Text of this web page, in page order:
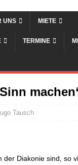
UNS MIETE
TERMINE
Tausch
der Diakonie sind, so